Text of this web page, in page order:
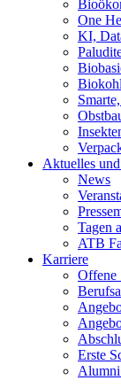
One
KI,
Aktuelles und
News
Tagen
ATB
Karriere
Offene
Erste